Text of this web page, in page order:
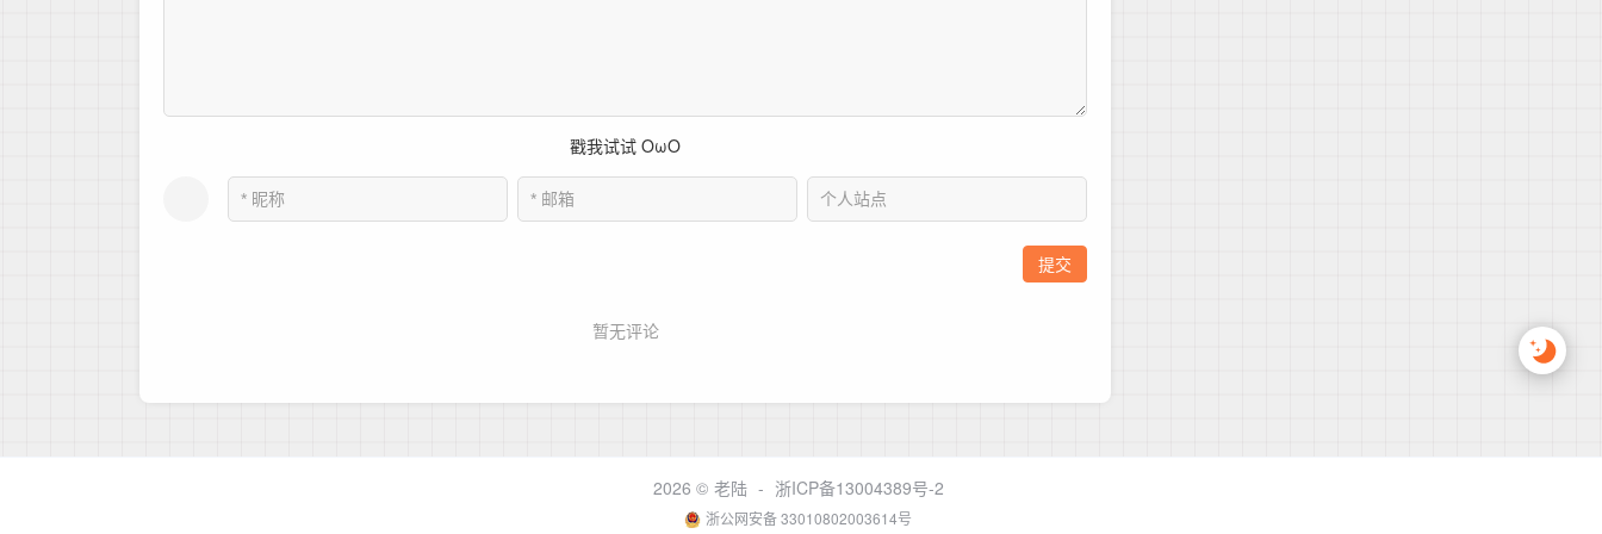
2026 © 老陆 - 浙ICP备13004389号-2
浙公网安备 33010802003614号